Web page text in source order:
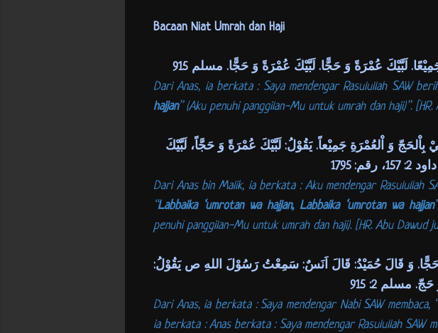
Bacaan Niat Umrah dan Haji
لَبَّيْكَ عُمْرَةً وَ حَجًّا. لَبَّيْكَ عُمْرَةً وَ حَجًّا. مسلم 915
Dari Anas, ia berkata : Saya mendengar Rasulullah SAW
hajjan” (Aku penuhi panggilan-Mu untuk umrah dan haji)”. [HR.
وَ اْلعُمْرَةِ جَمِيْعاً. يَقُوْلُ: لَبَّيْكَ عُمْرَةً وَ حَجَّاً، لَبَّيْكَ
1795
Dari Anas bin Malik, ia berkata : Aku mendengar Rasulullah
“Labbaika ‘umrotan wa hajjan, Labbaika ‘umrotan wa hajjan
penuhi panggilan-Mu untuk umrah dan haji). [HR. Abu Dawud
وَ قَالَ حُمَيْدُ: قَالَ اَنَسٌ: سَمِعْتُ رَسُوْلَ اللهِ ص يَقُوْلُ:
مسلم 2: 915
Dari Anas, ia berkata : Saya mendengar Nabi SAW membaca, “
ia berkata : Anas berkata : Saya mendengar Rasulullah SAW